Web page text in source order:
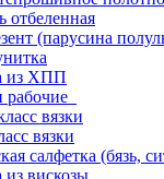
отбеленная
(парусина
из ХПП
рабочие
вязки
вязки
салфетка (бязь,
из вискозы